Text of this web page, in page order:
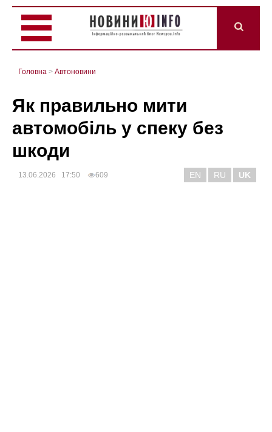
Головна > Автоновини
Як правильно мити
автомобіль у спеку без
шкоди
13.06.2026 17:50 609 EN RU UK